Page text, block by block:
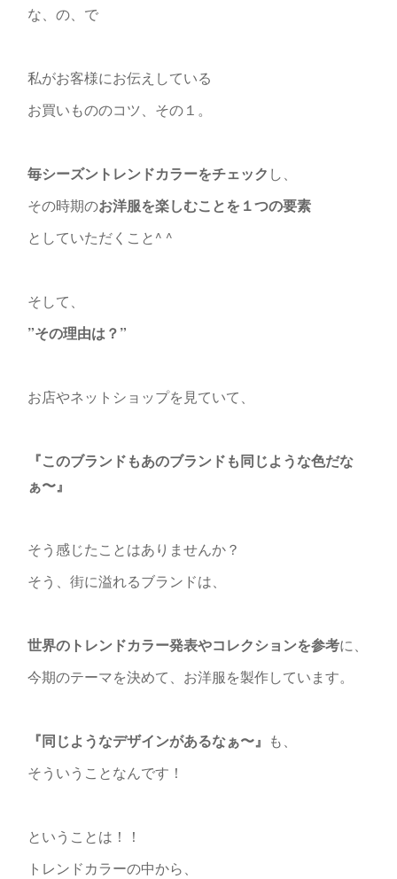
な、の、で
私がお客様にお伝えしている
お買いもののコツ、その１。
毎シーズントレンドカラーをチェック し、
その時期のお洋服を楽しむことを１つの要素
としていただくこと^ ^
そして、
”その理由は？”
お店やネットショップを見ていて、
『このブランドもあのブランドも同じような色だな
ぁ〜』
そう感じたことはありませんか？
そう、街に溢れるブランドは、
世界のトレンドカラー発表やコレクションを参考に、
今期のテーマを決めて、お洋服を製作しています。
『同じようなデザインがあるなぁ〜』 も、
そういうことなんです！
ということは！！
トレンドカラーの中から、